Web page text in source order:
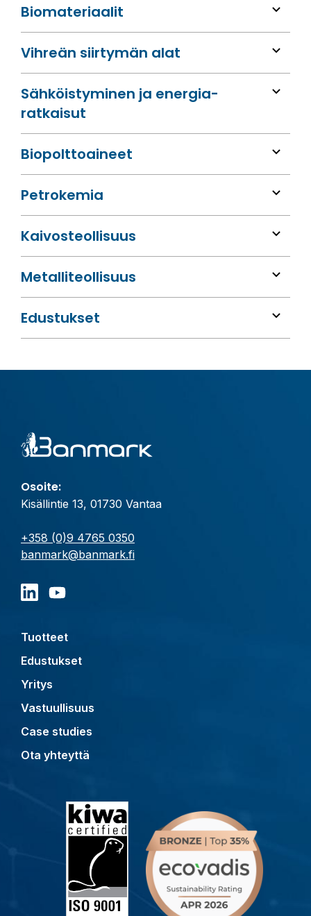
Bio­materiaalit
Vihreän siirtymän alat
Sähköis­tyminen ja energia­
ratkaisut
Bio­polttoaineet
Petrokemia
Kaivos­teollisuus
Metalli­teollisuus
Edustukset
Osoite:
Kisällintie 13, 01730 Vantaa
+358 (0)9 4765 0350
banmark@banmark.fi
Tuotteet
Edustukset
Yritys
Vastuullisuus
Case studies
Ota yhteyttä